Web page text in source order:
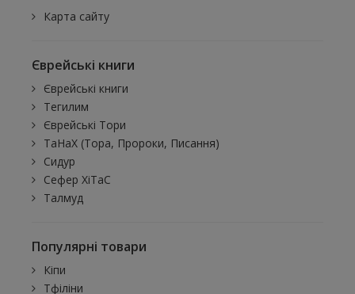
Карта сайту
Єврейські книги
Єврейські книги
Тегилим
Єврейські Тори
ТаНаХ (Тора, Пророки, Писання)
Сидур
Сефер ХіТаС
Талмуд
Популярні товари
Кіпи
Тфіліни